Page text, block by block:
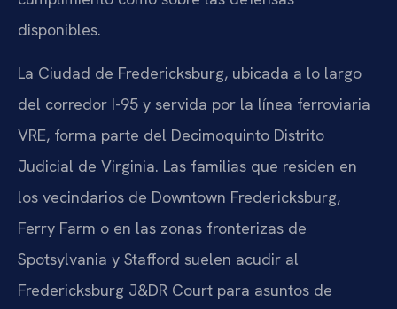
disponibles.
La Ciudad de Fredericksburg, ubicada a lo largo
del corredor I-95 y servida por la línea ferroviaria
VRE, forma parte del Decimoquinto Distrito
Judicial de Virginia. Las familias que residen en
los vecindarios de Downtown Fredericksburg,
Ferry Farm o en las zonas fronterizas de
Spotsylvania y Stafford suelen acudir al
Fredericksburg J&DR Court para asuntos de